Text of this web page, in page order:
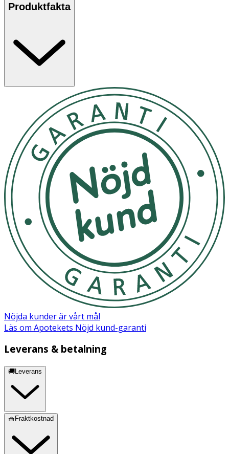
Produktfakta
Nöjda kunder är vårt mål
Läs om Apotekets Nöjd kund-garanti
Leverans & betalning
🚚Leverans
🧺Fraktkostnad